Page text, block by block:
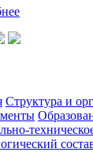
Структура и